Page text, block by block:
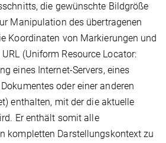
die gewünschte Bildgröße
Manipulation des übertragenen
Koordinaten von Markierungen und
(Uniform Resource Locator:
eines Internet-Servers, eines
oder einer anderen
enthalten, mit der die aktuelle
Er enthält somit alle
kompletten Darstellungskontext zu